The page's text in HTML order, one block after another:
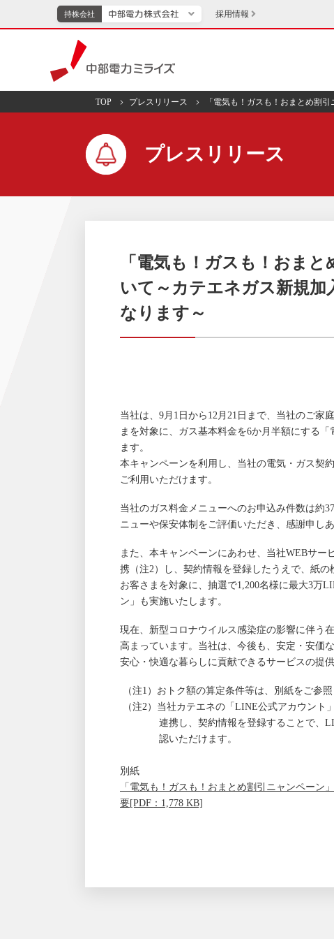
持株会社
持株会社
新成長分野・技術開発
採用情報
中部電力ミライズ
TOP プレスリリース 「電気も！ガスも！おまとめ割
プレスリリース
「電気も！ガスも！おま
いて～カテエネガス新規加
なります～
当社は、9月1日から12月21日まで、当社のご家
まを対象に、ガス基本料金を6か月半額にする
ます。
本キャンペーンを利用し、当社の電気・ガス契
ご利用いただけます。
当社のガス料金メニューへのお申込み件数は約
ニューや保安体制をご評価いただき、感謝申しあ
また、本キャンペーンにあわせ、当社WEBサ
携（注2）し、契約情報を登録したうえで、紙
お客さまを対象に、抽選で1,200名様に最大3万
ン」も実施いたします。
現在、新型コロナウイルス感染症の影響に伴う
高まっています。当社は、今後も、安定・安価
安心・快適な暮らしに貢献できるサービスの提
（注1）おトク額の算定条件等は、別紙をご参照
（注2）当社カテエネの「LINE公式アカウン
連携し、契約情報を登録することで、
認いただけます。
別紙
「電気も！ガスも！おまとめ割引ニャンペーン
要[PDF：1,778 KB]